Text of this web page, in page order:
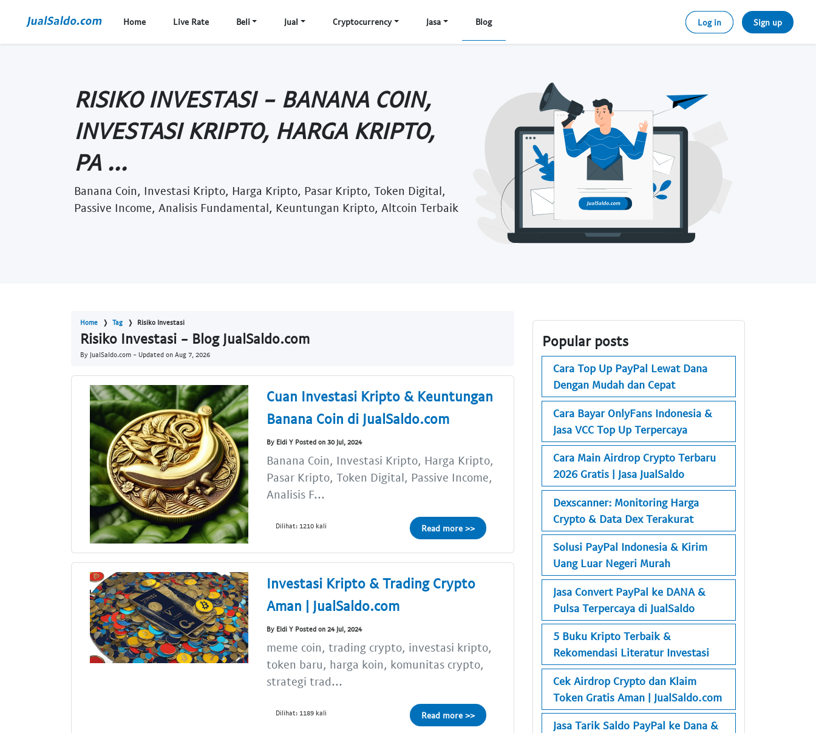
Home Live Rate Beli Jual Cryptocurrency Jasa Blog Log in Sign up
RISIKO INVESTASI - BANANA COIN,
INVESTASI KRIPTO, HARGA KRIPTO,
PA ...
Banana Coin, Investasi Kripto, Harga Kripto, Pasar Kripto, Token Digital,
Passive Income, Analisis Fundamental, Keuntungan Kripto, Altcoin Terbaik
Home Tag Risiko Investasi
Risiko Investasi - Blog JualSaldo.com
By JualSaldo.com - Updated on Aug 7, 2026
Cuan Investasi Kripto & Keuntungan
Banana Coin di JualSaldo.com
By Eldi Y Posted on 30 Jul, 2024
Banana Coin, Investasi Kripto, Harga Kripto,
Pasar Kripto, Token Digital, Passive Income,
Analisis F...
Dilihat: 1210 kali Read more >>
Investasi Kripto & Trading Crypto
Aman | JualSaldo.com
By Eldi Y Posted on 24 Jul, 2024
meme coin, trading crypto, investasi kripto,
token baru, harga koin, komunitas crypto,
strategi trad...
Dilihat: 1189 kali Read more >>
Popular posts
Cara Top Up PayPal Lewat Dana
Dengan Mudah dan Cepat
Cara Bayar OnlyFans Indonesia &
Jasa VCC Top Up Terpercaya
Cara Main Airdrop Crypto Terbaru
2026 Gratis | Jasa JualSaldo
Dexscanner: Monitoring Harga
Crypto & Data Dex Terakurat
Solusi PayPal Indonesia & Kirim
Uang Luar Negeri Murah
Jasa Convert PayPal ke DANA &
Pulsa Terpercaya di JualSaldo
5 Buku Kripto Terbaik &
Rekomendasi Literatur Investasi
Cek Airdrop Crypto dan Klaim
Token Gratis Aman | JualSaldo.com
Jasa Tarik Saldo PayPal ke Dana &